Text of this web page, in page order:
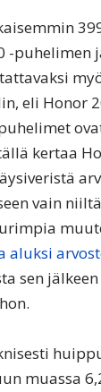
-puhelimen
eli Honor
kertaa
vain
aluksi
sen
muassa